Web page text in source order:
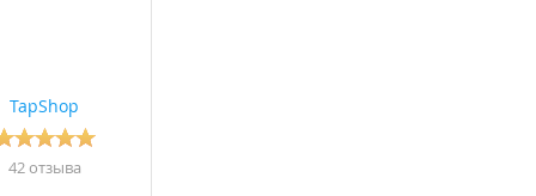
TapShop
42 отзывa